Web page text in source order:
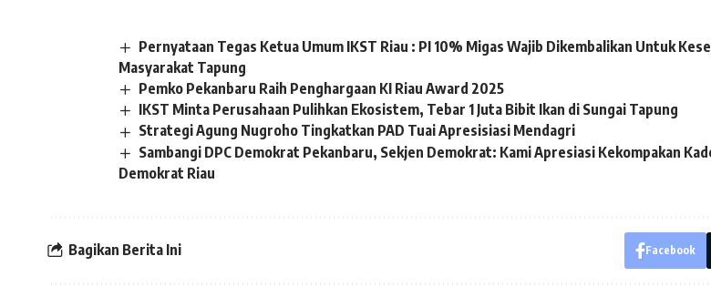
Pernyataan Tegas Ketua Umum IKST Riau : PI 10% Migas Wajib Dikembalikan Untuk
Masyarakat Tapung
Pemko Pekanbaru Raih Penghargaan KI Riau Award 2025
IKST Minta Perusahaan Pulihkan Ekosistem, Tebar 1 Juta Bibit Ikan di Sungai Tapung
Strategi Agung Nugroho Tingkatkan PAD Tuai Apresisiasi Mendagri
Sambangi DPC Demokrat Pekanbaru, Sekjen Demokrat: Kami Apresiasi Kekompakan
Demokrat Riau
Bagikan Berita Ini Facebook